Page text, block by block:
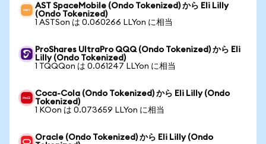
AST SpaceMobile (Ondo Tokenized) から Eli Lilly
(Ondo Tokenized)
1 ASTSon は 0.060266 LLYon に相当
ProShares UltraPro QQQ (Ondo Tokenized) から Eli
Lilly (Ondo Tokenized)
1 TQQQon は 0.061247 LLYon に相当
Coca-Cola (Ondo Tokenized) から Eli Lilly (Ondo
Tokenized)
1 KOon は 0.073659 LLYon に相当
Oracle (Ondo Tokenized) から Eli Lilly (Ondo